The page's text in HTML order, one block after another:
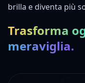
brilla e diventa più
Trasforma
meraviglia.